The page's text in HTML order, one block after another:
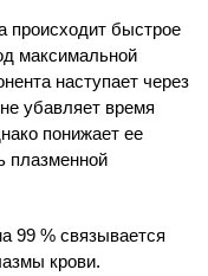
происходит быстрое
максимальной
наступает через
убавляет время
понижает ее
плазменной
99 % связывается
крови.